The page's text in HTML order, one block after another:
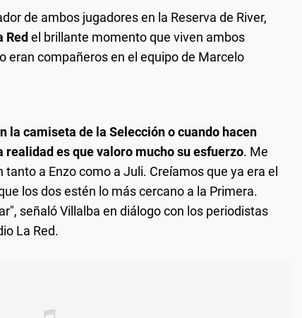
de ambos jugadores en la Reserva de River,
Redel brillante momento que viven ambos
eran compañeros en el equipo de Marcelo
la camiseta de la Selección o cuando hacen
realidad es que valoro mucho su esfuerzo. Me
a Enzo como a Juli. Creíamos que ya era el
los dos estén lo más cercano a la Primera.
señaló Villalba en diálogo con los periodistas
La Red.